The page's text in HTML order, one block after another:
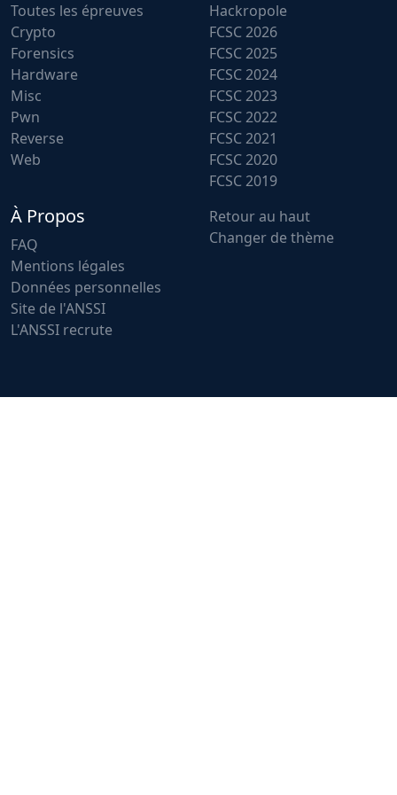
Toutes les épreuves
Crypto
Forensics
Hardware
Misc
Pwn
Reverse
Web
Hackropole
FCSC 2026
FCSC 2025
FCSC 2024
FCSC 2023
FCSC 2022
FCSC 2021
FCSC 2020
FCSC 2019
À Propos
FAQ
Mentions légales
Données personnelles
Site de l'ANSSI
L'ANSSI recrute
Retour au haut
Changer de thème